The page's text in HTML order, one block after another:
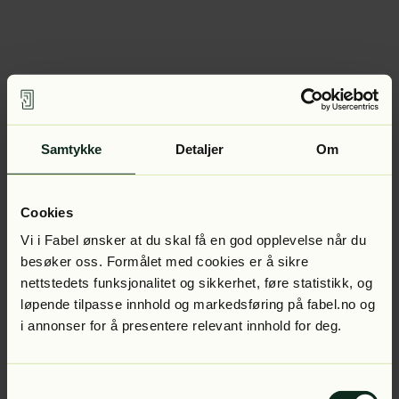
Samtykke Detaljer Om
Cookies
Vi i Fabel ønsker at du skal få en god opplevelse når du
besøker oss. Formålet med cookies er å sikre
nettstedets funksjonalitet og sikkerhet, føre statistikk, og
løpende tilpasse innhold og markedsføring på fabel.no og
i annonser for å presentere relevant innhold for deg.